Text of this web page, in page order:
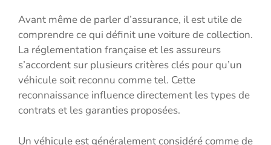
Avant même de parler d’assurance, il est utile de
comprendre ce qui définit une voiture de collection.
La réglementation française et les assureurs
s’accordent sur plusieurs critères clés pour qu’un
véhicule soit reconnu comme tel. Cette
reconnaissance influence directement les types de
contrats et les garanties proposées.
Un véhicule est généralement considéré comme de